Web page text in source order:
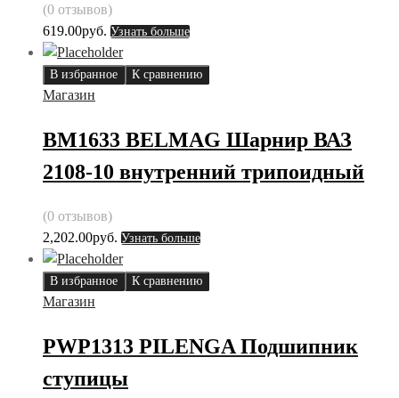
(0 отзывов)
619.00руб. Узнать больше
В избранное К сравнению
Магазин
BM1633 BELMAG Шарнир ВАЗ
2108-10 внутренний трипоидный
(0 отзывов)
2,202.00руб. Узнать больше
В избранное К сравнению
Магазин
PWP1313 PILENGA Подшипник
ступицы